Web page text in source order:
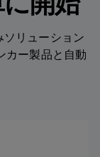
リューション
カー製品と自動